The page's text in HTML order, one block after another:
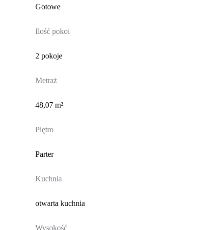
Gotowe
Ilość pokoi
2 pokoje
Metraż
48,07 m²
Piętro
Parter
Kuchnia
otwarta kuchnia
Wysokość